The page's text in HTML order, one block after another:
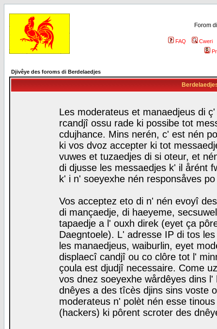
Forom
FAQ
Cweri
Djivêye des foroms di Berdelaedjes
Les moderateus et manaedjeus di
rcandjî ossu rade ki possibe tot
cdujhance. Mins nerén, c' est nén
ki vos dvoz accepter ki tot
vuwes et tuzaedjes di si oteur, et
di djusse les messaedjes k' il årént
k' i n' soeyexhe nén responsåves
Vos acceptez eto di n' nén evoyî
di mançaedje, di haeyeme,
tapaedje a l' ouxh direk (eyet ça
Daegntoele). L' adresse IP di tos
les manaedjeus, waiburlin, eyet
displaecî candjî ou co clôre tot l'
çoula est djudjî necessaire. Come
vos dnez soeyexhe wårdêyes dins
dnêyes a des tîcès djins sins voste
moderateus n' polèt nén esse
(hackers) ki pôrent scroter des